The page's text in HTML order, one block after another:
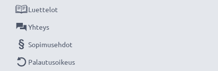
Luettelot
Yhteys
Sopimusehdot
Palautusoikeus